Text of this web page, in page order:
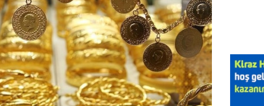
tatilinde iken altın fiyatlarında yeni zirveler
Ons altın fiyatı 2 bin 340 doları görürken, gram altın
493 TL'ye ulaştı. Uzmanlar yükselişin nedenlerini ve
olabilecekleri yorumladı.